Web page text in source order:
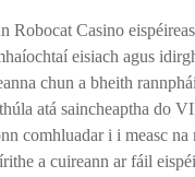
Robocat Casino
eisiach agus
chun a bheith
atá saincheaptha do
comhluadar i i measc
a cuireann ar fáil